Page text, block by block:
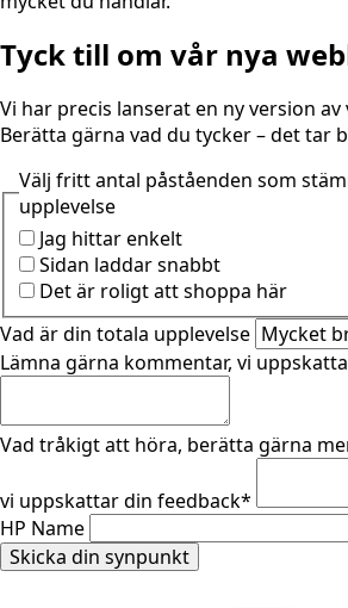
Tyck till om vår nya
Vi har precis lanserat en ny version
Berätta gärna vad du tycker – det tar
Välj fritt antal påståenden som
upplevelse
Jag hittar enkelt
Sidan laddar snabbt
Det är roligt att shoppa här
Vad är din totala upplevelse
Lämna gärna kommentar, vi
Vad tråkigt att höra, berätta gärna
vi uppskattar din feedback*
HP Name
Skicka din synpunkt